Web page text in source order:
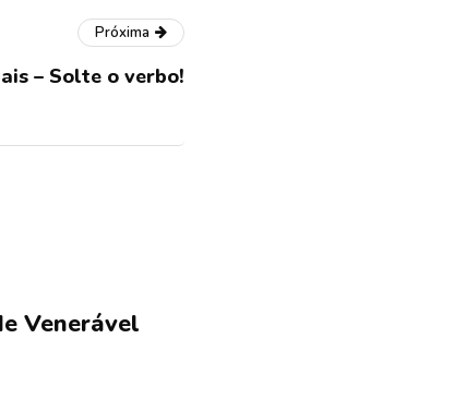
Próxima
– Solte o verbo!
Venerável